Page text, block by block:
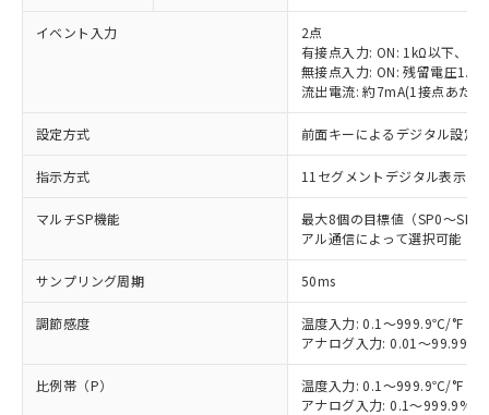
イベント入力
2点
有接点入力: ON: 1kΩ以下、
無接点入力: ON: 残留電圧
流出電流: 約7mA(1接点あたり
設定方式 前面キーによるデジタル設定
指示方式 11セグメントデジタル表示お
マルチSP機能
最大8個の目標値（SP0～SP7
アル通信によって選択可能
サンプリング周期 50ms
調節感度
温度入力: 0.1～999.9℃/°F（
アナログ入力: 0.01～
比例帯（P）
温度入力: 0.1～999.9℃/°F（
アナログ入力: 0.1～